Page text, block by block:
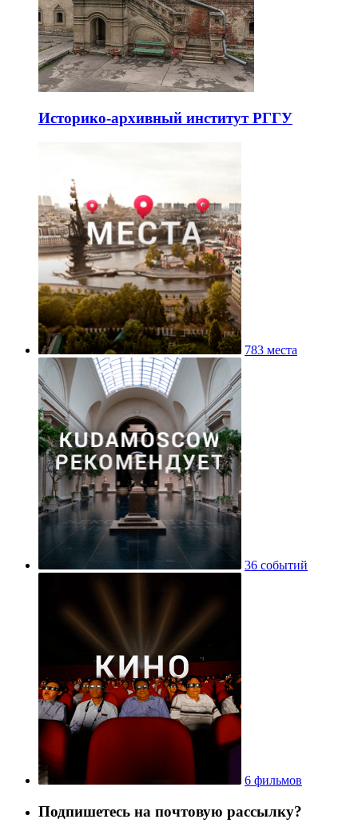
Историко-архивный институт РГГУ
783 места
36 событий
6 фильмов
Подпишетесь на почтовую рассылку?